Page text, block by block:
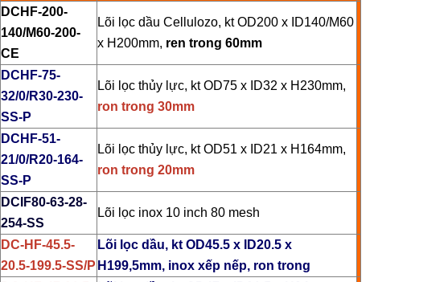
DCHF-200-
140/M60-200-
CE
Lõi lọc dầu Cellulozo, kt OD200 x ID140/M60
x H200mm, ren trong 60mm
DCHF-75-
32/0/R30-230-
SS-P
Lõi lọc thủy lực, kt OD75 x ID32 x H230mm,
ron trong 30mm
DCHF-51-
21/0/R20-164-
SS-P
Lõi lọc thủy lực, kt OD51 x ID21 x H164mm,
ron trong 20mm
DCIF80-63-28-
254-SS
Lõi lọc inox 10 inch 80 mesh
DC-HF-45.5-
20.5-199.5-SS/P
Lõi lọc dầu, kt OD45.5 x ID20.5 x
H199,5mm, inox xếp nếp, ron trong
Cấu Tạo Và Đặc Điểm Của
2023/12/11
2023/12/11
Tẩy Rỉ Sét Hiệu Quả
2023/12/08
Ứng Dụng Ống Lọc Khe
Johnson Trong Khai Thác
2024/04/16
Vệ Sinh Lõi Lọc Bụi Công